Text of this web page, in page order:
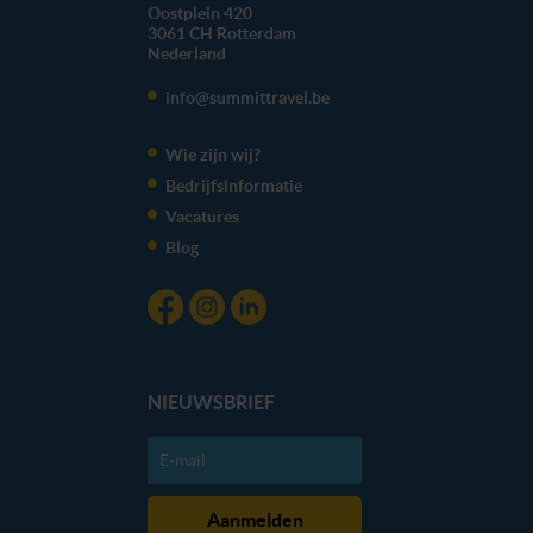
We werken samen met
kunnen ontvangen en verwerken.
Oostplein 420
3061 CH Rotterdam
Nederland
info@summittravel.be
Wie zijn wij?
Bedrijfsinformatie
Vacatures
Blog
NIEUWSBRIEF